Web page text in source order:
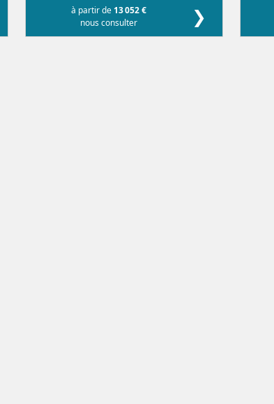
à partir de 13 052 €
nous consulter
❯